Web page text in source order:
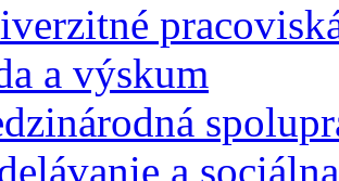
a výskum
a